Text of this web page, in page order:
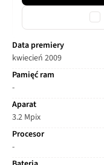
Data premiery
kwiecień 2009
Pamięć ram
-
Aparat
3.2 Mpix
Procesor
-